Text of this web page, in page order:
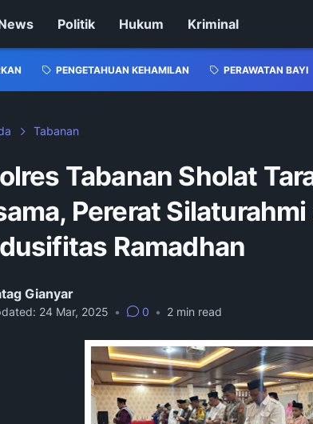
Politik Hukum Kriminal
PENGETAHUAN KEHAMILAN PERAWATAN BAYI
Tabanan
Tabanan Sholat
Pererat
Ramadhan
Gianyar
24 Mar, 2025 • 0 • 2 min read